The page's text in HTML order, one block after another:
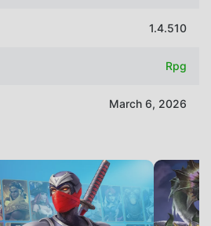
1.4.510
Rpg
March 6, 2026